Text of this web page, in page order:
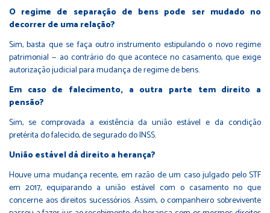
O regime de separação de bens pode ser mudado no
decorrer de uma relação?
Sim, basta que se faça outro instrumento estipulando o novo regime
patrimonial — ao contrário do que acontece no casamento, que exige
autorização judicial para mudança de regime de bens.
Em caso de falecimento, a outra parte tem direito a
pensão?
Sim, se comprovada a existência da união estável e da condição
pretérita do falecido, de segurado do INSS.
União estável dá direito a herança?
Houve uma mudança recente, em razão de um caso julgado pelo STF
em 2017, equiparando a união estável com o casamento no que
concerne aos direitos sucessórios. Assim, o companheiro sobrevivente